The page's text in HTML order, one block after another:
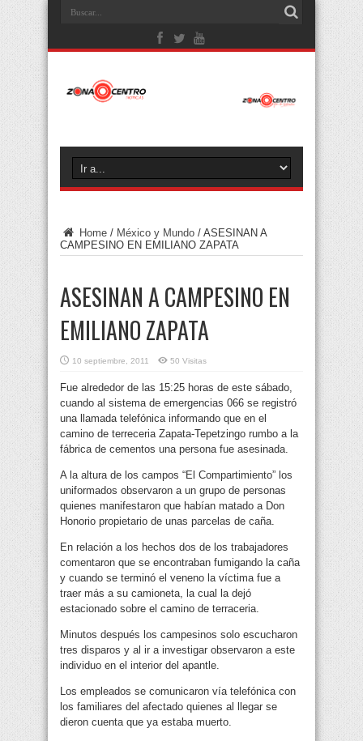
Home / México y Mundo / ASESINAN A
CAMPESINO EN EMILIANO ZAPATA
ASESINAN A CAMPESINO EN
EMILIANO ZAPATA
10 septiembre, 2011 50 Visitas
Fue alrededor de las 15:25 horas de este sábado,
cuando al sistema de emergencias 066 se registró
una llamada telefónica informando que en el
camino de terreceria Zapata-Tepetzingo rumbo a la
fábrica de cementos una persona fue asesinada.
A la altura de los campos “El Compartimiento” los
uniformados observaron a un grupo de personas
quienes manifestaron que habían matado a Don
Honorio propietario de unas parcelas de caña.
En relación a los hechos dos de los trabajadores
comentaron que se encontraban fumigando la caña
y cuando se terminó el veneno la víctima fue a
traer más a su camioneta, la cual la dejó
estacionado sobre el camino de terraceria.
Minutos después los campesinos solo escucharon
tres disparos y al ir a investigar observaron a este
individuo en el interior del apantle.
Los empleados se comunicaron vía telefónica con
los familiares del afectado quienes al llegar se
dieron cuenta que ya estaba muerto.